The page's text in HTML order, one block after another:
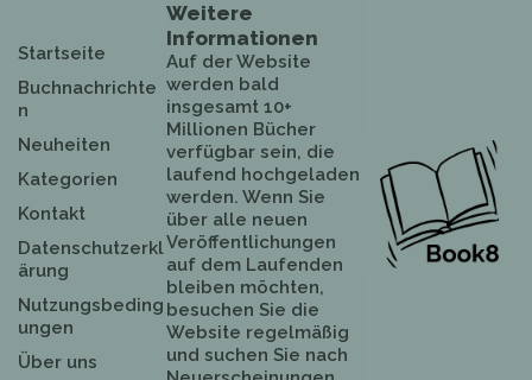
Startseite
Buchnachrichte
n
Neuheiten
Kategorien
Kontakt
Datenschutzerkl
ärung
Nutzungsbeding
ungen
Über uns
Weitere
Informationen
Auf der Website
werden bald
insgesamt 10+
Millionen Bücher
verfügbar sein, die
laufend hochgeladen
werden. Wenn Sie
über alle neuen
Veröffentlichungen
auf dem Laufenden
bleiben möchten,
besuchen Sie die
Website regelmäßig
und suchen Sie nach